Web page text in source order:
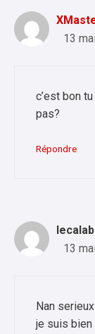
13
c’est bon
pas?
Répondre
13
Nan
je suis bien